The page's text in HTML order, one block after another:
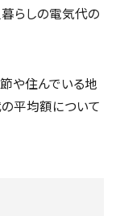
らしの電気代の
や住んでいる地
平均額について